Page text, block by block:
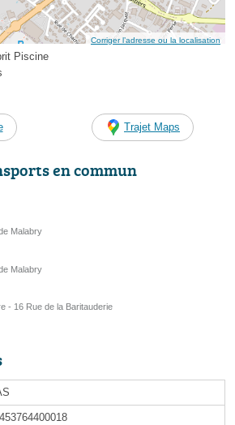
Corriger l’adresse ou la localisation
Piscine
Trajet Maps
en commun
Malabry
Malabry
- 16 Rue de la Baritauderie